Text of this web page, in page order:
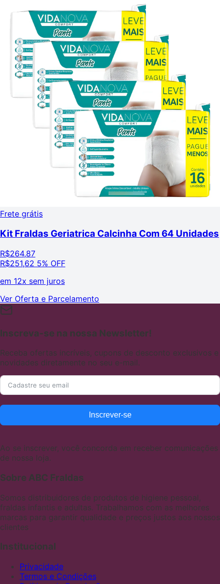
Frete grátis
Kit Fraldas Geriatrica Calcinha Com 64 Unidades
R$264,87
R$251,62 5% OFF
em 12x sem juros
Ver Oferta e Parcelamento
Inscreva-se na nossa Newsletter!
Receba ofertas incríveis, cupons de desconto exclusivos e
novidades diretamente no seu e-mail.
Inscrever-se
Ao se inscrever, você concorda em receber comunicações
de nossa loja.
Sobre ABC Fraldas
Somos distribuidores de produtos de higiene pessoal,
fraldas infantis e adultas. Trabalhamos com as melhores
marcas para garantir qualidade e preços justos aos nossos
clientes
Institucional
Privacidade
Termos e Condições